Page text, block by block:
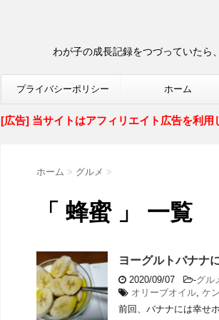
わが子の成長記録をつづっていたら
プライバシーポリシー ホーム
[広告] 当サイトはアフィリエイト広告を利用
ホーム > グルメ >
「 蜂蜜 」 一覧
ヨーグルトバナナ
2020/09/07 -グル
オリーブオイル ケ
前回、バナナには幸せ